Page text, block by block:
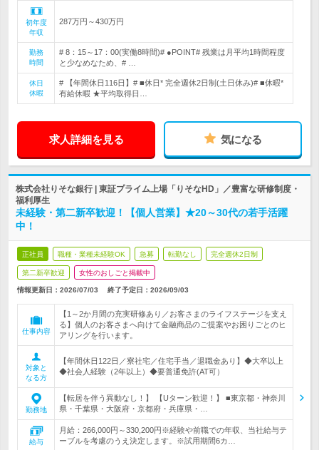
初年度
年収
287万円～430万円
勤務
時間
# 8：15～17：00(実働8時間)# ●POINT# 残業は月平均1時間程度
と少なめなため、# …
休日
休暇
# 【年間休日116日】# ■休日* 完全週休2日制(土日休み)# ■休暇*
有給休暇 ★平均取得日…
求人詳細を見る 気になる
株式会社りそな銀行 | 東証プライム上場「りそなHD」／豊富な研修制度・
福利厚生
未経験・第二新卒歓迎！【個人営業】★20～30代の若手活躍
中！
正社員 職種・業種未経験OK 急募 転勤なし 完全週休2日制
第二新卒歓迎 女性のおしごと掲載中
情報更新日：2026/07/03 終了予定日： 2026/09/03
仕事内容
【1～2か月間の充実研修あり／お客さまのライフステージを支え
る】個人のお客さまへ向けて金融商品のご提案やお困りごとのヒ
アリングを行います。
対象と
なる方
【年間休日122日／寮社宅／住宅手当／退職金あり】◆大卒以上
◆社会人経験（2年以上）◆要普通免許(AT可）
勤務地
【転居を伴う異動なし！】 【Uターン歓迎！】 ■東京都・神奈川
県・千葉県・大阪府・京都府・兵庫県・…
給与
月給：266,000円～330,200円※経験や前職での年収、当社給与テ
ーブルを考慮のうえ決定します。※試用期間6カ…